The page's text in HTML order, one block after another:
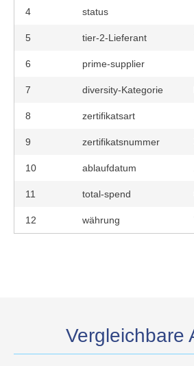
4 status
5 tier-2-Lieferant
6 prime-supplier
7 diversity-Kategorie
8 zertifikatsart
9 zertifikatsnummer
10 ablaufdatum
11 total-spend
12 währung
Vergleichbare